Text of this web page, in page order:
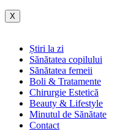
X
Știri la zi
Sănătatea copilului
Sănătatea femeii
Boli & Tratamente
Chirurgie Estetică
Beauty & Lifestyle
Minutul de Sănătate
Contact